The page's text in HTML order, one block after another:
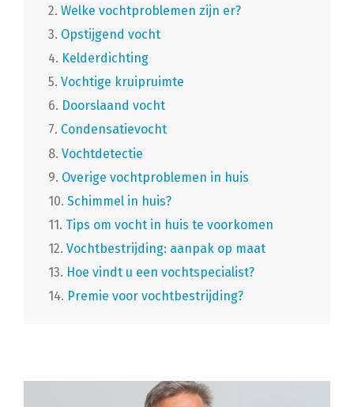
2. Welke vochtproblemen zijn er?
3. Opstijgend vocht
4. Kelderdichting
5. Vochtige kruipruimte
6. Doorslaand vocht
7. Condensatievocht
8. Vochtdetectie
9. Overige vochtproblemen in huis
10. Schimmel in huis?
11. Tips om vocht in huis te voorkomen
12. Vochtbestrijding: aanpak op maat
13. Hoe vindt u een vochtspecialist?
14. Premie voor vochtbestrijding?